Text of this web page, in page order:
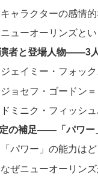
キャラクターの感情
ニューオーリンズと
者と登場人物——3
ジェイミー・フォック
ジョセフ・ゴードン
ドミニク・フィッシ
の補足——「パワー
「パワー」の能力は
なぜニューオーリン